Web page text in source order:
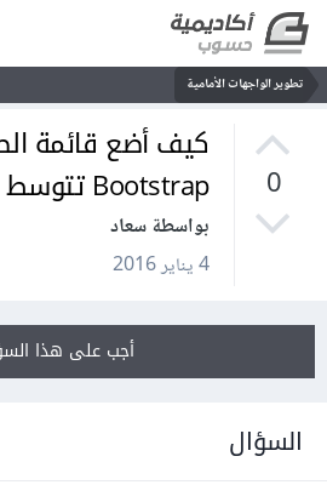
تطوير الواجهات الأمامية
0
كيف أضع قائمة
Bootstrap تتوسط الصفحة؟
بواسطة سعاد
4 يناير 2016
أجب على هذا
السؤال